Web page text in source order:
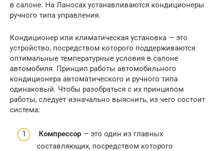
в салоне. На Ланосах устанавливаются кондиционеры
ручного типа управления.
Кондиционер или климатическая установка — это
устройство, посредством которого поддерживаются
оптимальные температурные условия в салоне
автомобиля. Принцип работы автомобильного
кондиционера автоматического и ручного типа
одинаковый. Чтобы разобраться с их принципом
работы, следует изначально выяснить, из чего состоит
система:
Компрессор — это один из главных
составляющих, посредством которого